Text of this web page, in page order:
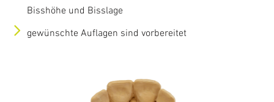
Bisshöhe und Bisslage
gewünschte Auflagen sind vorbereitet